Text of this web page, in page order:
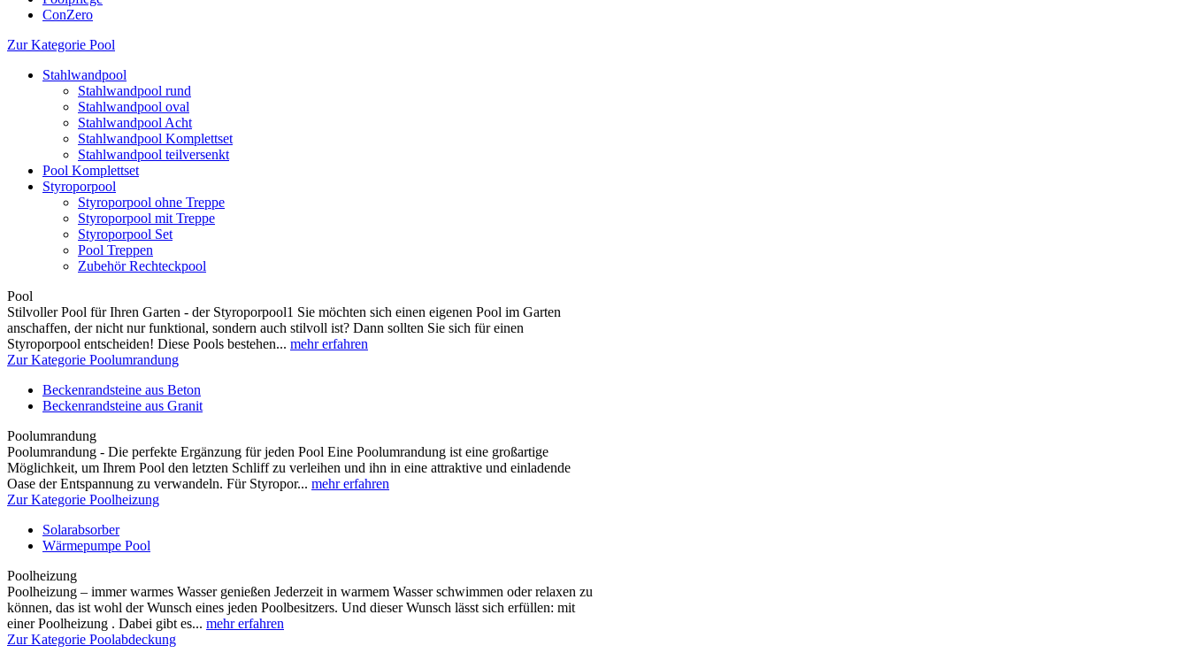
ConZero
Zur Kategorie Pool
Stahlwandpool
Stahlwandpool rund
Stahlwandpool oval
Stahlwandpool Acht
Stahlwandpool Komplettset
Stahlwandpool teilversenkt
Pool Komplettset
Styroporpool
Styroporpool ohne Treppe
Styroporpool mit Treppe
Styroporpool Set
Pool Treppen
Zubehör Rechteckpool
Pool
Stilvoller Pool für Ihren Garten - der Styroporpool1 Sie möchten sich einen eigenen Pool im Garten
anschaffen, der nicht nur funktional, sondern auch stilvoll ist? Dann sollten Sie sich für einen
Styroporpool entscheiden! Diese Pools bestehen... mehr erfahren
Zur Kategorie Poolumrandung
Beckenrandsteine aus Beton
Beckenrandsteine aus Granit
Poolumrandung
Poolumrandung - Die perfekte Ergänzung für jeden Pool Eine Poolumrandung ist eine großartige
Möglichkeit, um Ihrem Pool den letzten Schliff zu verleihen und ihn in eine attraktive und einladende
Oase der Entspannung zu verwandeln. Für Styropor... mehr erfahren
Zur Kategorie Poolheizung
Solarabsorber
Wärmepumpe Pool
Poolheizung
Poolheizung – immer warmes Wasser genießen Jederzeit in warmem Wasser schwimmen oder relaxen zu
können, das ist wohl der Wunsch eines jeden Poolbesitzers. Und dieser Wunsch lässt sich erfüllen: mit
einer Poolheizung . Dabei gibt es... mehr erfahren
Zur Kategorie Poolabdeckung